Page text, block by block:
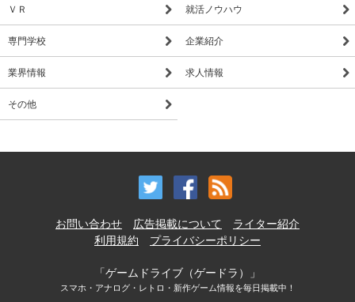
ＶＲ 就活ノウハウ
専門学校 企業紹介
業界情報 求人情報
その他
お問い合わせ 広告掲載について
ライター紹介
利用規約
プライバシーポリシー
「ゲームドライブ（ゲードラ）」
スマホ・アナログ・レトロ・新作ゲーム情報を毎日掲載中！